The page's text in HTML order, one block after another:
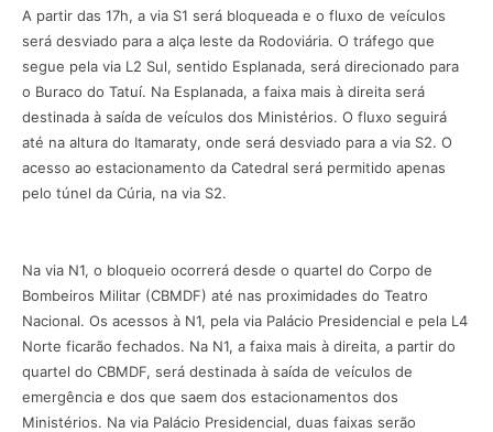
A partir das 17h, a via S1 será bloqueada e o fluxo de veículos
será desviado para a alça leste da Rodoviária. O tráfego que
segue pela via L2 Sul, sentido Esplanada, será direcionado para
o Buraco do Tatuí. Na Esplanada, a faixa mais à direita será
destinada à saída de veículos dos Ministérios. O fluxo seguirá
até na altura do Itamaraty, onde será desviado para a via S2. O
acesso ao estacionamento da Catedral será permitido apenas
pelo túnel da Cúria, na via S2.
Na via N1, o bloqueio ocorrerá desde o quartel do Corpo de
Bombeiros Militar (CBMDF) até nas proximidades do Teatro
Nacional. Os acessos à N1, pela via Palácio Presidencial e pela L4
Norte ficarão fechados. Na N1, a faixa mais à direita, a partir do
quartel do CBMDF, será destinada à saída de veículos de
emergência e dos que saem dos estacionamentos dos
Ministérios. Na via Palácio Presidencial, duas faixas serão